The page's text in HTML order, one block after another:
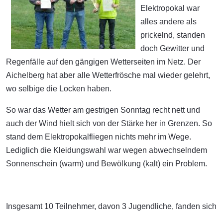
Elektropokal war
alles andere als
prickelnd, standen
doch Gewitter und
Regenfälle auf den gängigen Wetterseiten im Netz. Der
Aichelberg hat aber alle Wetterfrösche mal wieder gelehrt,
wo selbige die Locken haben.
So war das Wetter am gestrigen Sonntag recht nett und
auch der Wind hielt sich von der Stärke her in Grenzen. So
stand dem Elektropokalfliegen nichts mehr im Wege.
Lediglich die Kleidungswahl war wegen abwechselndem
Sonnenschein (warm) und Bewölkung (kalt) ein Problem.
Insgesamt 10 Teilnehmer, davon 3 Jugendliche, fanden sich